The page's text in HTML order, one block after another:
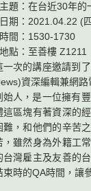
題：在台近30年的
期：2021.04.22 (
間：1530-1730
點：至善樓 Z1211
一次的講座邀請到
資深編輯兼網
始人，是一位擁有
這區塊有著資深的
難，和他們的辛苦
，雖然身為外籍工
台灣雇主及友善的
束時的QA時間，讓